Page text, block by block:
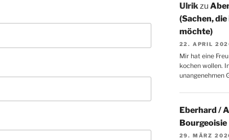
Ulrikzu
(Sachen,
möchte)
22. APRIL
Mir hat eine
kochen wollen.
unangenehmen
Eberhard /
Bourgeoisie
29. MÄRZ